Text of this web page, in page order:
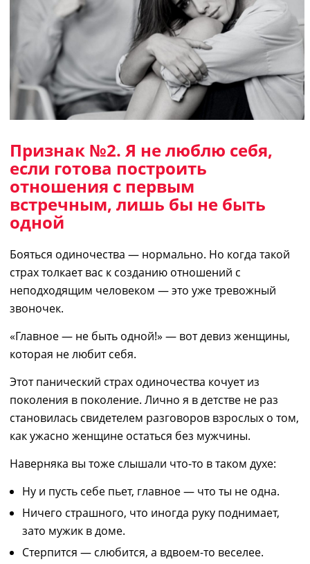
Признак №2. Я не люблю себя,
если готова построить
отношения с первым
встречным, лишь бы не быть
одной
Бояться одиночества — нормально. Но когда такой
страх толкает вас к созданию отношений с
неподходящим человеком — это уже тревожный
звоночек.
«Главное— не быть одной!» — вот девиз женщины,
которая не любит себя.
Этот панический страх одиночества кочует из
поколения в поколение. Лично я в детстве не раз
становилась свидетелем разговоров взрослых о том,
какужасно женщине остаться без мужчины.
Наверняка вы тоже слышали что-то в таком духе:
Ну и пусть себе пьет, главное— что ты не одна.
Ничего страшного, что иногда руку поднимает,
зато мужик в доме.
Стерпится — слюбится, а вдвоем-то веселее.